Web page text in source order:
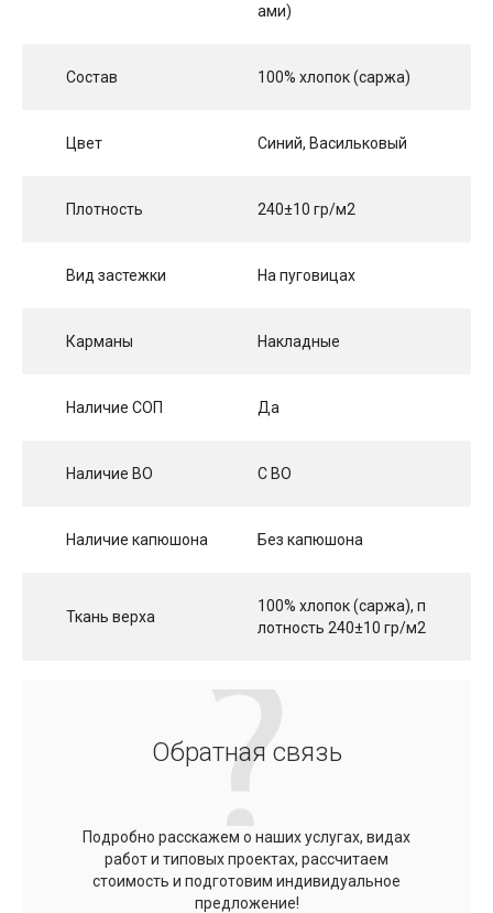
ами)
Состав 100% хлопок (саржа)
Цвет Синий, Васильковый
Плотность 240±10 гр/м2
Вид застежки На пуговицах
Карманы Накладные
Наличие СОП Да
Наличие ВО С ВО
Наличие капюшона Без капюшона
Ткань верха
100% хлопок (саржа), п
лотность 240±10 гр/м2
Обратная связь
Подробно расскажем о наших услугах, видах
работ и типовых проектах, рассчитаем
стоимость и подготовим индивидуальное
предложение!